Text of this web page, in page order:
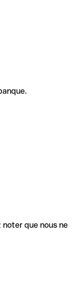
que nous ne